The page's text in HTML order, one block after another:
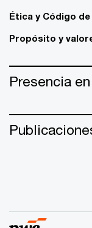
Ética y Código
Propósito y
Presencia